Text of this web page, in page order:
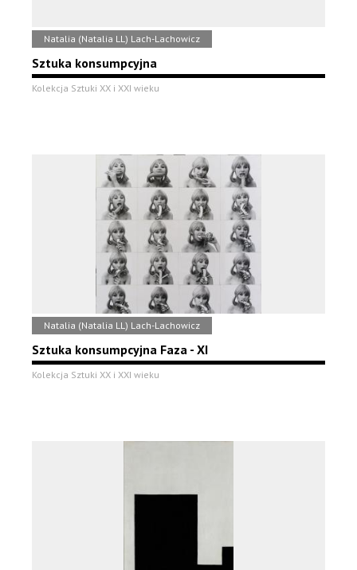
Natalia (Natalia LL) Lach-Lachowicz
Sztuka konsumpcyjna
Kolekcja Sztuki XX i XXI wieku
Natalia (Natalia LL) Lach-Lachowicz
Sztuka konsumpcyjna Faza - XI
Kolekcja Sztuki XX i XXI wieku